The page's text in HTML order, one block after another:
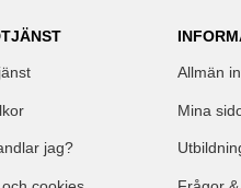
jag?
Allmän
Mina